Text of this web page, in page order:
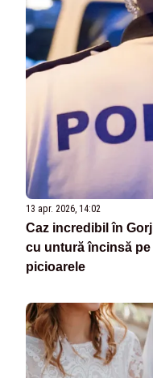
13 apr. 2026, 14:02
Caz incredibil în
cu untură încinsă
picioarele